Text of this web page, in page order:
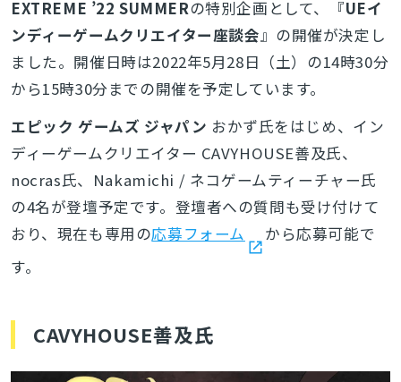
EXTREME ’22 SUMMERの特別企画として、『UEイ
ンディーゲームクリエイター座談会』の開催が決定し
ました。開催日時は2022年5月28日（土）の14時30分
から15時30分までの開催を予定しています。
エピック ゲームズ ジャパン おかず氏をはじめ、イン
ディーゲームクリエイター CAVYHOUSE善及氏、
nocras氏、Nakamichi / ネコゲームティーチャー氏
の4名が登壇予定です。登壇者への質問も受け付けて
おり、現在も専用の応募フォーム
から応募可能で
す。
CAVYHOUSE善及氏